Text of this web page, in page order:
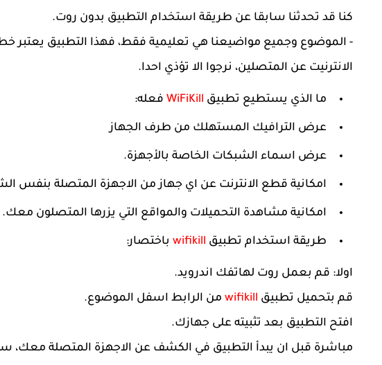
كنا قد تحدثنا سابقا عن طريقة استخدام التطبيق بدون روت.
- الموضوع وجميع مواضيعنا هي تعليمية فقط، فهذا التطبيق يعتبر
الانترنيت عن المتصلين، نرجوا الا تؤذي احدا.
ما الذي يستطيع تطبيق WiFiKill فعله:
عرض الترافيك المستهلك من طرف الجهاز
عرض اسماء الشبكات الخاصة بالأجهزة.
امكانية قطع الانترنت عن اي جهاز من الاجهزة المتصلة بنفس
امكانية مشاهدة التحميلات والمواقع التي يزرها المتصلون معك.
طريقة استخدام تطبيق wifikill باختصار:
اولا: قم بعمل روت لهاتفك اندرويد.
قم بتحميل تطبيق wifikill من الرابط اسفل الموضوع.
افتح التطبيق بعد تثبيته على جهازك.
مباشرة قبل ان يبدأ التطبيق في الكشف عن الاجهزة المتصلة معك،